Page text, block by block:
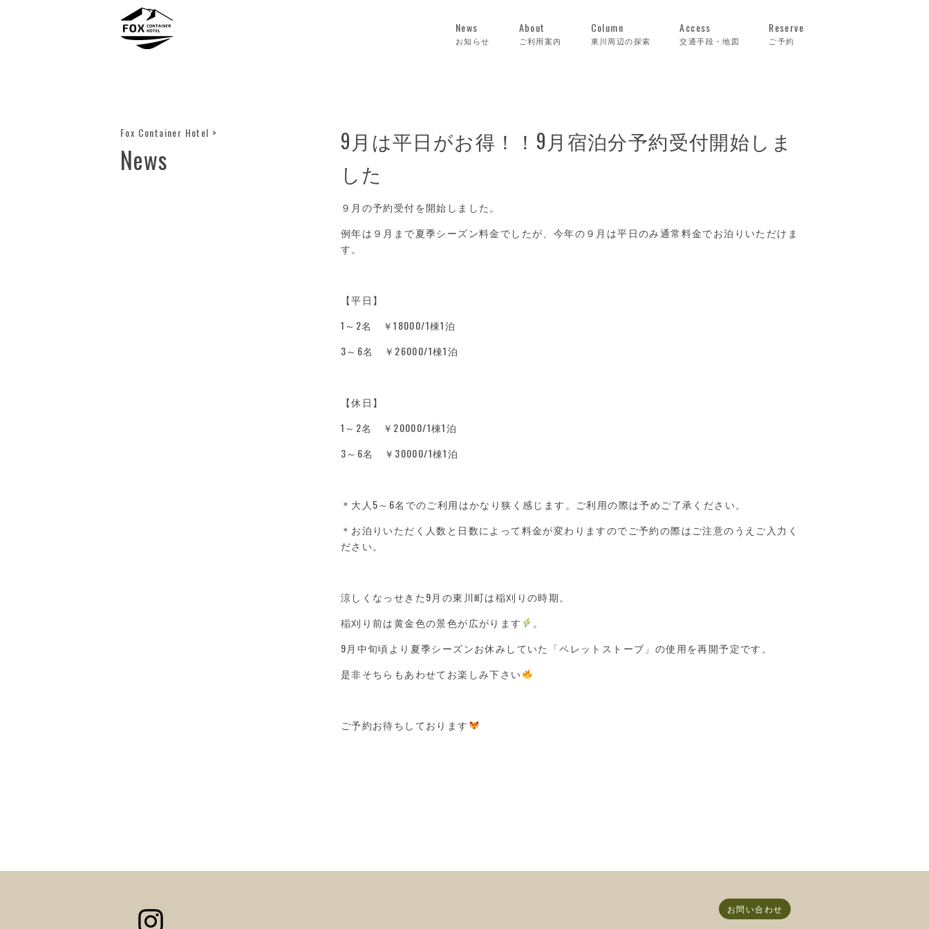
News
お知らせ
About
ご利用案内
Column
東川周辺の探索
Access
交通手段・地図
Reserve
ご予約
Fox Container Hotel >
News
9月は平日がお得！！9月宿泊分予約受付開始しま
した
９月の予約受付を開始しました。
例年は９月まで夏季シーズン料金でしたが、今年の９月は平日のみ通常料金でお泊りいただけま
す。
【平日】
1～2名 ￥18000/1棟1泊
3～6名 ￥26000/1棟1泊
【休日】
1～2名 ￥20000/1棟1泊
3～6名 ￥30000/1棟1泊
＊大人5～6名でのご利用はかなり狭く感じます。ご利用の際は予めご了承ください。
＊お泊りいただく人数と日数によって料金が変わりますのでご予約の際はご注意のうえご入力く
ださい。
涼しくなっせきた9月の東川町は稲刈りの時期。
稲刈り前は黄金色の景色が広がります
。
9月中旬頃より夏季シーズンお休みしていた「ペレットストーブ」の使用を再開予定です。
是非そちらもあわせてお楽しみ下さい
ご予約お待ちしております
お問い合わせ